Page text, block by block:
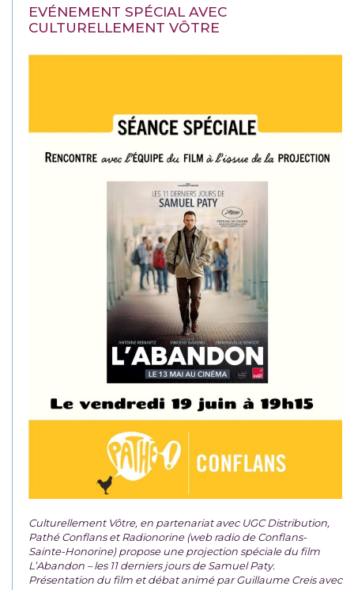
EVÉNEMENT SPÉCIAL AVEC
CULTURELLEMENT VÔTRE
Culturellement Vôtre, en partenariat avec UGC Distribution,
Pathé Conflans et Radionorine (web radio de Conflans-
Sainte-Honorine) propose une projection spéciale du film
L’Abandon – les 11 derniers jours de Samuel Paty.
Présentation du film et débat animé par Guillaume Creis avec